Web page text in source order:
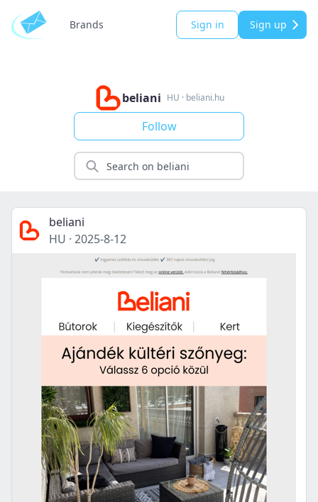
Brands Sign in Sign up
beliani HU · beliani.hu
Follow
beliani
HU · 2025-8-12